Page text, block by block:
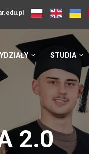
STUDIA
2.0